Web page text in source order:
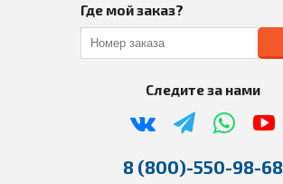
Где мой заказ?
Следите за нами
8 (800)-550-98-68